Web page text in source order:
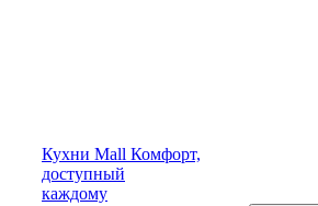
Кухни Mall Комфорт,
доступный
каждому